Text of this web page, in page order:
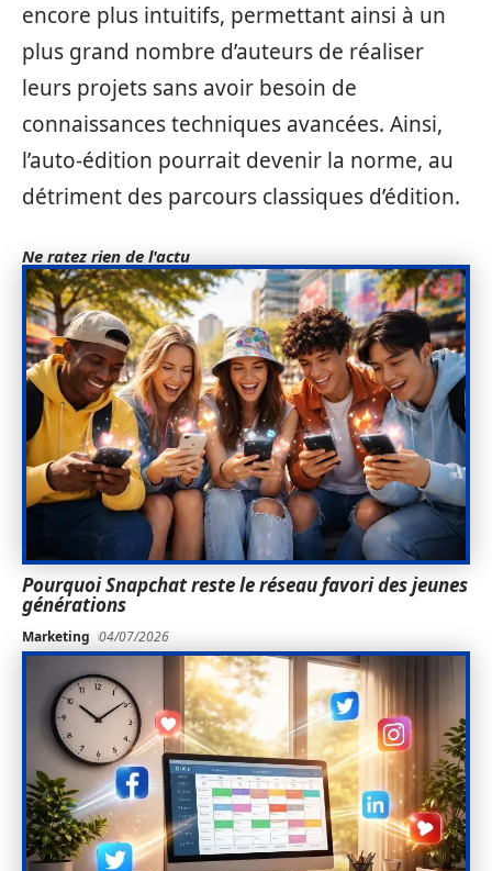
encore plus intuitifs, permettant ainsi à un
plus grand nombre d’auteurs de réaliser
leurs projets sans avoir besoin de
connaissances techniques avancées. Ainsi,
l’auto-édition pourrait devenir la norme, au
détriment des parcours classiques d’édition.
Ne ratez rien de l'actu
Pourquoi Snapchat reste le réseau favori des jeunes
générations
Marketing 04/07/2026